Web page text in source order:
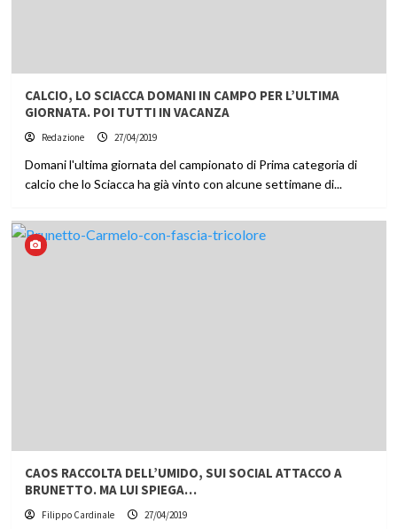
CALCIO, LO SCIACCA DOMANI IN CAMPO PER L’ULTIMA
GIORNATA. POI TUTTI IN VACANZA
Redazione 27/04/2019
Domani l'ultima giornata del campionato di Prima categoria di
calcio che lo Sciacca ha già vinto con alcune settimane di...
CAOS RACCOLTA DELL’UMIDO, SUI SOCIAL ATTACCO A
BRUNETTO. MA LUI SPIEGA…
Filippo Cardinale 27/04/2019